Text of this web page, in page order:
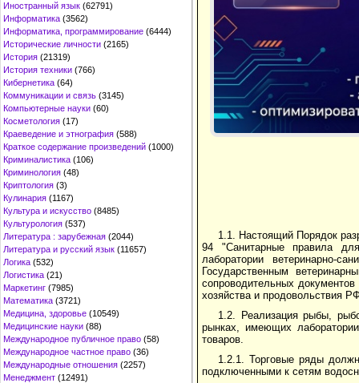
Иностранный язык (62791)
Информатика (3562)
Информатика, программирование (6444)
Исторические личности (2165)
История (21319)
История техники (766)
Кибернетика (64)
Коммуникации и связь (3145)
Компьютерные науки (60)
Косметология (17)
Краеведение и этнография (588)
Краткое содержание произведений (1000)
Криминалистика (106)
Криминология (48)
Криптология (3)
Кулинария (1167)
Культура и искусство (8485)
Культурология (537)
Литература : зарубежная (2044)
Литература и русский язык (11657)
Логика (532)
Логистика (21)
Маркетинг (7985)
Математика (3721)
Медицина, здоровье (10549)
Медицинские науки (88)
Международное публичное право (58)
Международное частное право (36)
Международные отношения (2257)
Менеджмент (12491)
1.1. Настоящий Порядок
94 "Санитарные правила для
лаборатории ветеринарно-
Государственным
сопроводительных
хозяйства и продовольствия
1.2. Реализация рыбы,
рынках, имеющих
товаров.
1.2.1. Торговые ряды
подключенными к сетям